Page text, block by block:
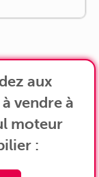
aux
vendre à
moteur
: